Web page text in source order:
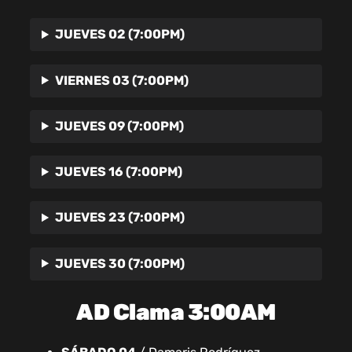
JUEVES 02 (7:00PM)
VIERNES 03 (7:00PM)
JUEVES 09 (7:00PM)
JUEVES 16 (7:00PM)
JUEVES 23 (7:00PM)
JUEVES 30 (7:00PM)
AD Clama 3:00AM